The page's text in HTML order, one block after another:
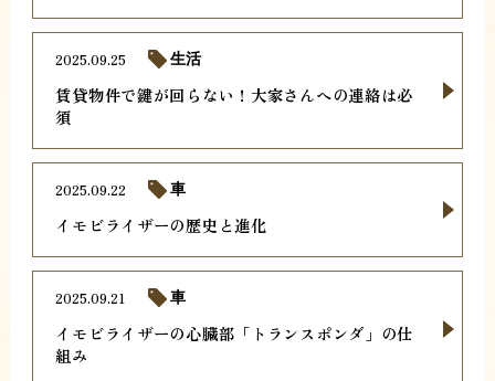
賃貸物件で鍵が回らない！大家さんへの連絡は必
須
2025.09.25 生活
イモビライザーの歴史と進化
2025.09.22 車
イモビライザーの心臓部「トランスポンダ」の仕
組み
2025.09.21 車